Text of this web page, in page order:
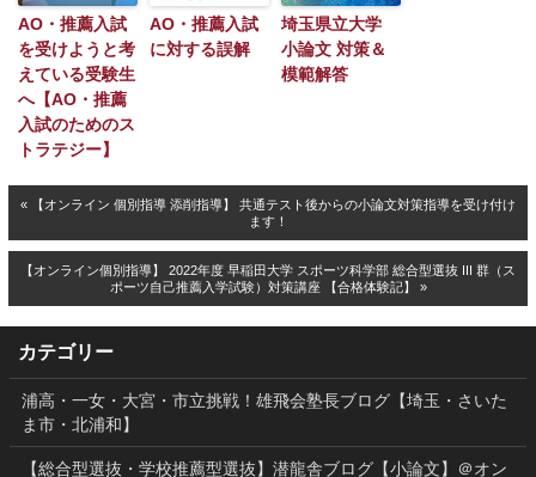
AO・推薦入試
を受けようと考
えている受験生
へ【AO・推薦
入試のためのス
トラテジー】
AO・推薦入試
に対する誤解
埼玉県立大学
小論文 対策＆
模範解答
« 【オンライン 個別指導 添削指導】 共通テスト後からの小論文対策指導を受け付け
ます！
【オンライン個別指導】 2022年度 早稲田大学 スポーツ科学部 総合型選抜 III 群（ス
ポーツ自己推薦入学試験）対策講座 【合格体験記】 »
カテゴリー
浦高・一女・大宮・市立挑戦！雄飛会塾長ブログ【埼玉・さいた
ま市・北浦和】
【総合型選抜・学校推薦型選抜】潜龍舎ブログ【小論文】＠オン